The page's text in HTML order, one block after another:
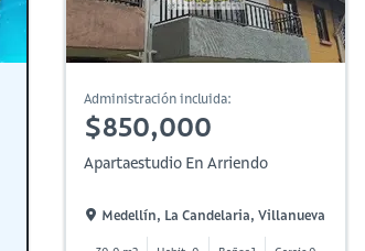
Administración incluida:
$850,000
Apartaestudio En Arriendo
Medellín, La Candelaria, Villanueva